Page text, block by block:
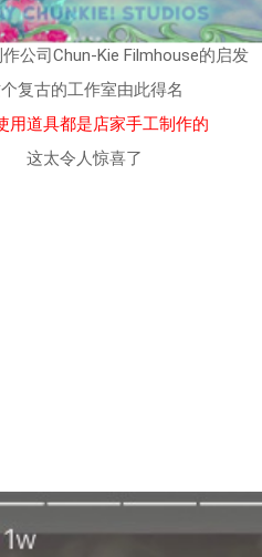
公司Chun-Kie Filmhouse的启发
复古的工作室由此得名
用道具都是店家手工制作的
这太令人惊喜了